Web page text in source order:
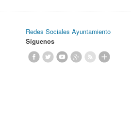
Redes Sociales Ayuntamiento
Síguenos